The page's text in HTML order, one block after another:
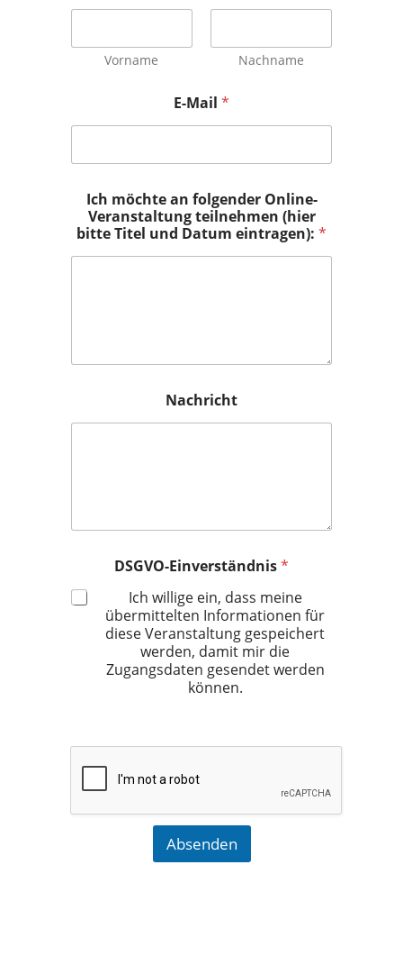
Vorname Nachname
E-Mail *
Ich möchte an folgender Online-
Veranstaltung teilnehmen (hier
bitte Titel und Datum eintragen): *
Nachricht
DSGVO-Einverständnis*
Ich willige ein, dass meine
übermittelten Informationen für
diese Veranstaltung gespeichert
werden, damit mir die
Zugangsdaten gesendet werden
können.
Absenden